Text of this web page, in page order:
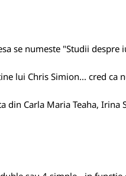
se numeste "Studii despre
lui Chris Simion... cred
Carla Maria Teaha,